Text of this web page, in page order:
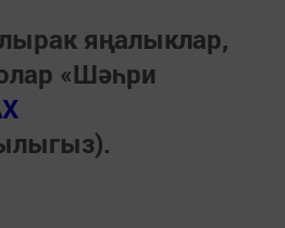
яңалыклар,
«Шәһри